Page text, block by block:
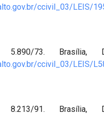
ccivil_03/LEIS/
5.890/73. Brasília,
ccivil_03/LEIS/
8.213/91. Brasília,